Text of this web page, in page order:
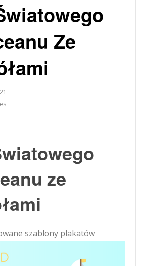
Ze
ze
szablony plakatów